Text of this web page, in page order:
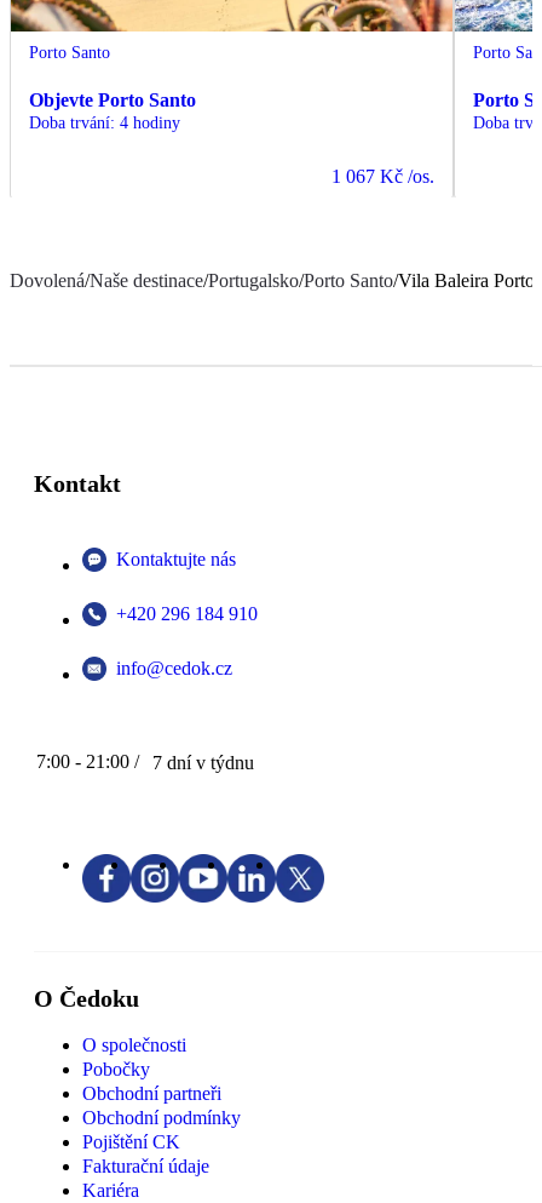
Porto Santo
Objevte Porto Santo
Doba trvání: 4 hodiny
1 067 Kč /os.
Porto
Porto
Doba
Dovolená/Naše destinace/Portugalsko/Porto Santo/Vila Baleira Porto
Kontakt
Kontaktujte nás
+420 296 184 910
info@cedok.cz
7:00 - 21:00 / 7 dní v týdnu
O Čedoku
O společnosti
Pobočky
Obchodní partneři
Obchodní podmínky
Pojištění CK
Fakturační údaje
Kariéra